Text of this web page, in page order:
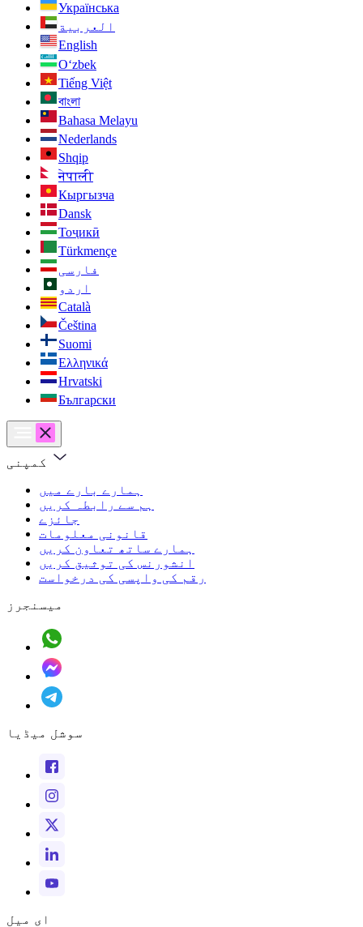
Українська
العربية
English
O‘zbek
Tiếng Việt
বাংলা
Bahasa Melayu
Nederlands
Shqip
नेपाली
Кыргызча
Dansk
Тоҷикӣ
Türkmençe
فارسی
اردو
Català
Čeština
Suomi
Ελληνικά
Hrvatski
Български
کمپنی
ہمارے بارے میں
ہم سے رابطہ کریں
جائزے
قانونی معلومات
ہمارے ساتھ تعاون کریں
انشورنس کی توثیق کریں
رقم کی واپسی کی درخواست
میسنجرز
سوشل میڈیا
ای میل